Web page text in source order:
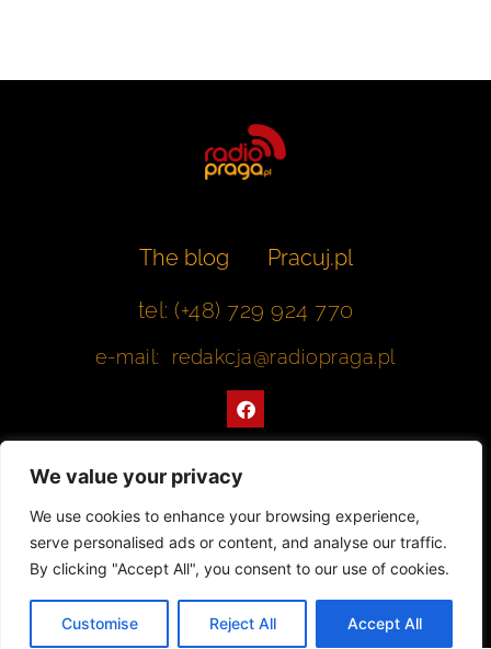
We value your privacy
We use cookies to enhance your browsing experience,
serve personalised ads or content, and analyse our traffic.
By clicking "Accept All", you consent to our use of cookies.
Customise Reject All Accept All
The blog
Pracuj.pl
tel: (+48) 729 924 770
e-mail: redakcja@radiopraga.pl
F
a
c
o
k
Współpracujemy z Muzeum Warszawskiej Pragi
© 2022 All rights Reserved. Radiopraga.pl
Projekt strony internetowej: tomasz-kaminski.pl